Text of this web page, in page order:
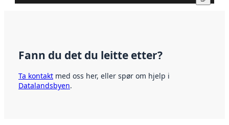
Fann du det du leitte etter?
Ta kontakt med oss her, eller spør om hjelp i
Datalandsbyen.